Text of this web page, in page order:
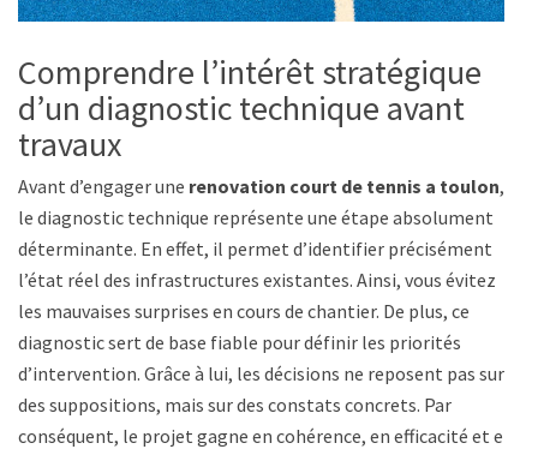
Comprendre l’intérêt stratégique
d’un diagnostic technique avant
travaux
Avant d’engager une renovation court de tennis a toulon,
le diagnostic technique représente une étape absolument
déterminante. En effet, il permet d’identifier précisément
l’état réel des infrastructures existantes. Ainsi, vous évitez
les mauvaises surprises en cours de chantier. De plus, ce
diagnostic sert de base fiable pour définir les priorités
d’intervention. Grâce à lui, les décisions ne reposent pas sur
des suppositions, mais sur des constats concrets. Par
conséquent, le projet gagne en cohérence, en efficacité et en